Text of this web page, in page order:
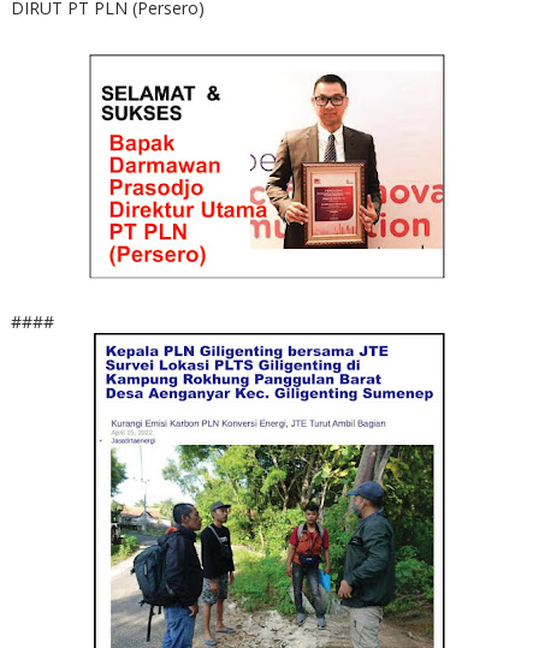
DIRUT PT PLN (Persero)
####